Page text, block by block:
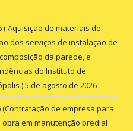
( Aquisição de materiais de
dos serviços de instalação de
da parede, e
do Instituto de
)5 de agosto de 2026
(Contratação de empresa para
em manutenção predial